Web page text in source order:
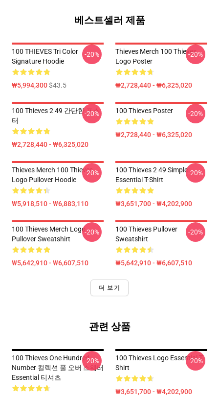
베스트셀러 제품
100 THIEVES Tri Color
Signature Hoodie
₩5,994,300$43.5
-20%
Thieves Merch 100 Thieves
Logo Poster
₩2,728,440 - ₩6,325,020
-20%
100 Thieves 2 49 간단한 포스
터
₩2,728,440 - ₩6,325,020
-20% 100 Thieves Poster
₩2,728,440 - ₩6,325,020
-20%
Thieves Merch 100 Thieves
Logo Pullover Hoodie
₩5,918,510 - ₩6,883,110
-20%
100 Thieves 2 49 Simple
Essential T-Shirt
₩3,651,700 - ₩4,202,900
-20%
100 Thieves Merch Logo
Pullover Sweatshirt
₩5,642,910 - ₩6,607,510
-20%
100 Thieves Pullover
Sweatshirt
₩5,642,910 - ₩6,607,510
-20%
더 보기
관련 상품
100 Thieves One Hundred
Number 컬렉션 풀 오버 스웨터
Essential 티셔츠
-20%
100 Thieves Logo Essential T-
Shirt
₩3,651,700 - ₩4,202,900
-20%